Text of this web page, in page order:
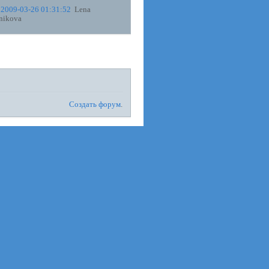
2009-03-26 01:31:52 Lena
Создать форум.